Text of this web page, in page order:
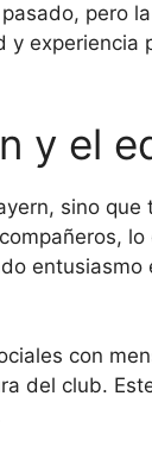
pero
experiencia
y el
sino
con
del club.